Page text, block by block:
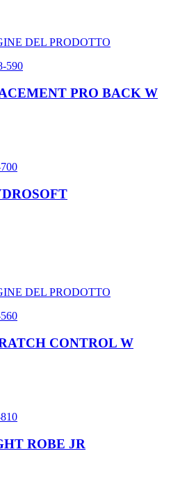
DEL PRODOTTO
590
PRO BACK W
DEL PRODOTTO
CONTROL W
ROBE JR